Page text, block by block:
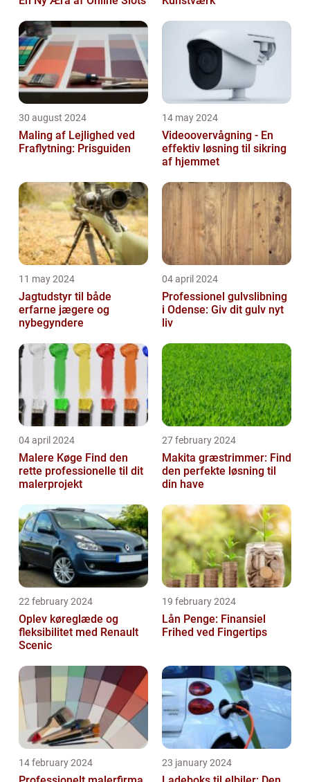
30 august 2024
Maling af Lejlighed ved
Fraflytning: Prisguiden
14 may 2024
Videoovervågning - En
effektiv løsning til sikring
af hjemmet
11 may 2024
Jagtudstyr til både
erfarne jægere og
nybegyndere
04 april 2024
Professionel gulvslibning
i Odense: Giv dit gulv nyt
liv
04 april 2024
Malere Køge Find den
rette professionelle til dit
malerprojekt
27 february 2024
Makita græstrimmer: Find
den perfekte løsning til
din have
22 february 2024
Oplev køreglæde og
fleksibilitet med Renault
Scenic
19 february 2024
Lån Penge: Finansiel
Frihed ved Fingertips
14 february 2024 23 january 2024